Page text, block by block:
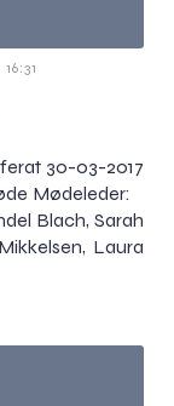
16:31
30-03-2017
Mødeleder:
Blach, Sarah
Laura